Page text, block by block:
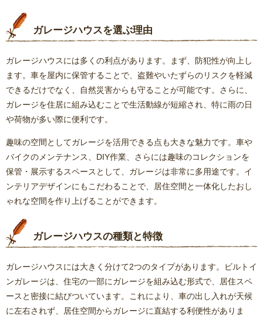
ガレージハウスを選ぶ理由
ガレージハウスには多くの利点があります。まず、防犯性が向上し
ます。車を屋内に保管することで、盗難やいたずらのリスクを軽減
できるだけでなく、自然災害からも守ることが可能です。さらに、
ガレージを住居に組み込むことで生活動線が短縮され、特に雨の日
や荷物が多い際に便利です。
趣味の空間としてガレージを活用できる点も大きな魅力です。車や
バイクのメンテナンス、DIY作業、さらには趣味のコレクションを
保管・展示するスペースとして、ガレージは非常に多用途です。イ
ンテリアデザインにもこだわることで、居住空間と一体化したおし
ゃれな空間を作り上げることができます。
ガレージハウスの種類と特徴
ガレージハウスには大きく分けて2つのタイプがあります。ビルトイ
ンガレージは、住宅の一部にガレージを組み込む形式で、居住スペ
ースと密接に結びついています。これにより、車の出し入れが天候
に左右されず、居住空間からガレージに直結する利便性がありま